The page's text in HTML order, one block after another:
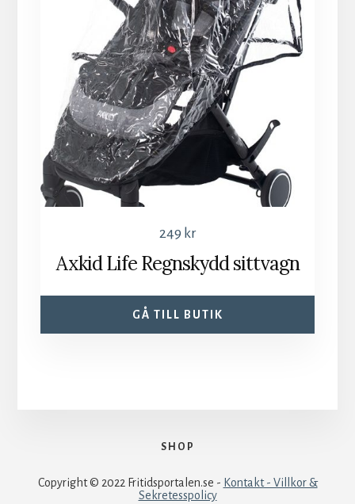
249 kr
Axkid Life Regnskydd sittvagn
GÅ TILL BUTIK
SHOP
Copyright © 2022 Fritidsportalen.se - Kontakt - Villkor &
Sekretesspolicy